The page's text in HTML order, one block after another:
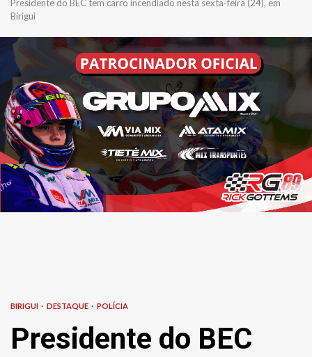
Presidente do BEC tem carro incendiado nesta sexta-feira (24), em
Birigui
BIRIGUI DESTAQUE POLÍCIA
Presidente do BEC